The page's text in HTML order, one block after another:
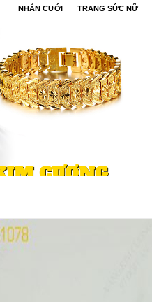
NHẪN CƯỚI TRANG SỨC NỮ